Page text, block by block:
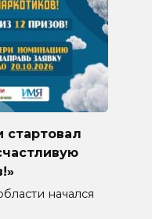
стартовал
начался